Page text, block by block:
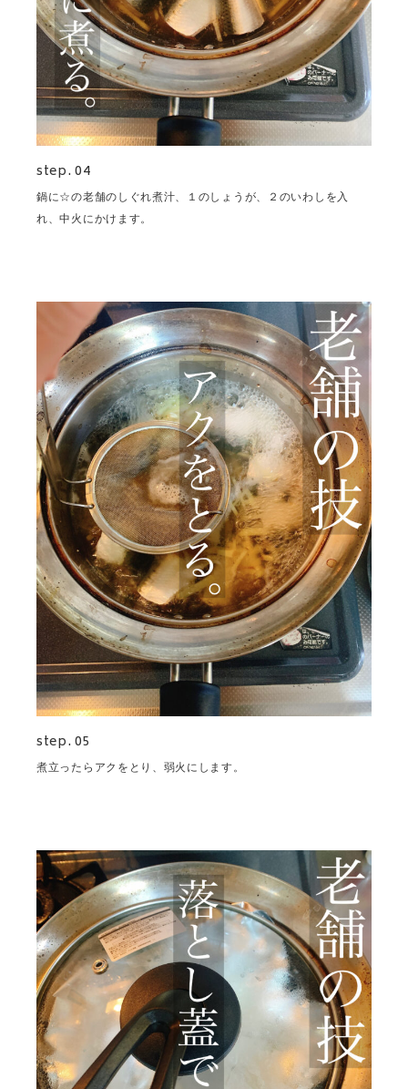
step. 04
鍋に☆の老舗のしぐれ煮汁、１のしょうが、２のいわしを入
れ、中火にかけます。
step. 05
煮立ったらアクをとり、弱火にします。